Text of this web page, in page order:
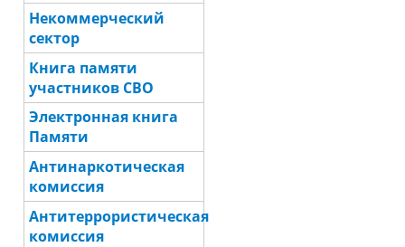
Некоммерческий
сектор
Книга памяти
участников СВО
Электронная книга
Памяти
Антинаркотическая
комиссия
Антитеррористическая
комиссия